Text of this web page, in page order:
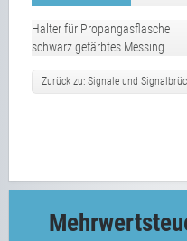
Halter für Propangasflasche
schwarz gefärbtes Messing
Zurück zu: Signale und